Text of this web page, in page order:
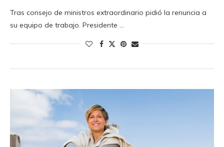
Tras consejo de ministros extraordinario pidió la renuncia a
su equipo de trabajo. Presidente …